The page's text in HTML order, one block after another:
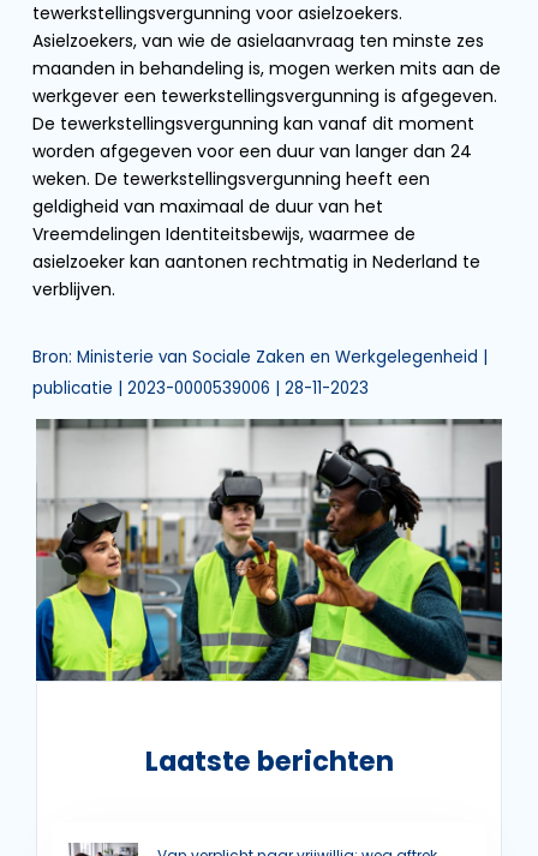
tewerkstellingsvergunning voor asielzoekers.
Asielzoekers, van wie de asielaanvraag ten minste zes
maanden in behandeling is, mogen werken mits aan de
werkgever een tewerkstellingsvergunning is afgegeven.
De tewerkstellingsvergunning kan vanaf dit moment
worden afgegeven voor een duur van langer dan 24
weken. De tewerkstellingsvergunning heeft een
geldigheid van maximaal de duur van het
Vreemdelingen Identiteitsbewijs, waarmee de
asielzoeker kan aantonen rechtmatig in Nederland te
verblijven.
Bron: Ministerie van Sociale Zaken en Werkgelegenheid |
publicatie | 2023-0000539006 | 28-11-2023
Laatste berichten